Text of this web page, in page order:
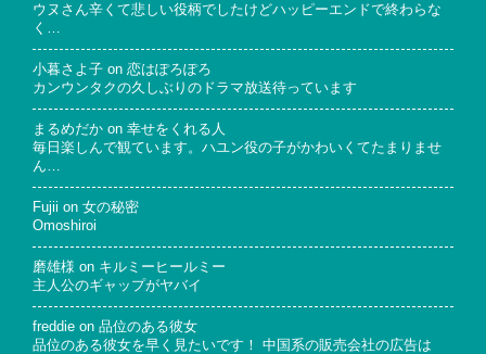
ウヌさん辛くて悲しい役柄でしたけどハッピーエンドで終わらな
く…
小暮さよ子 on 恋はぽろぽろ
カンウンタクの久しぶりのドラマ放送待っています
まるめだか on 幸せをくれる人
毎日楽しんで観ています。ハユン役の子がかわいくてたまりませ
ん…
Fujii on 女の秘密
Omoshiroi
磨雄様 on キルミーヒールミー
主人公のギャップがヤバイ
freddie on 品位のある彼女
品位のある彼女を早く見たいです！ 中国系の販売会社の広告は